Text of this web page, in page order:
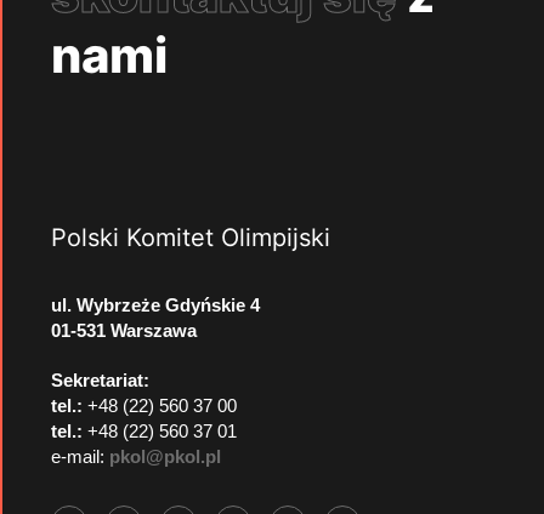
nami
Polski Komitet Olimpijski
ul. Wybrzeże Gdyńskie 4
01-531 Warszawa
Sekretariat:
tel.: +48 (22) 560 37 00
tel.: +48 (22) 560 37 01
e-mail: pkol@pkol.pl